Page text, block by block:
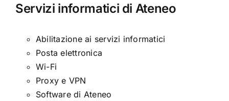
Servizi informatici di Ateneo
Abilitazione ai servizi informatici
Posta elettronica
Wi-Fi
Proxy e VPN
Software di Ateneo